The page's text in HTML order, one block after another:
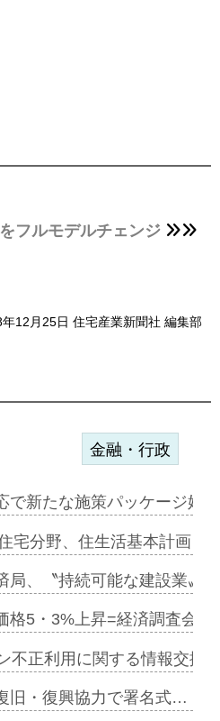
フルモデルチェンジ
年12月25日 住宅産業新聞社 編集部
金融・行政
で新たな施策パッケージ始
宅分野、住生活基本計画を
局、〝持続可能な建設業〟
格5・3%上昇=経済調査会
不正利用に関する情報交換
旧・復興協力で署名式…